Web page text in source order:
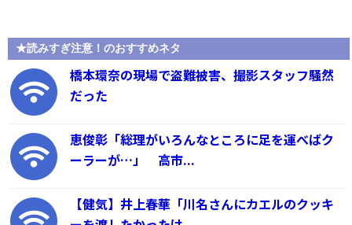
★読みすぎ注意！のおすすめネタ
橋本環奈の現場で盗難被害、撮影スタッフ騒然
だった
恵俊彰「総理がいろんなところに足を運べばク
ーラーが…」 高市...
【健気】井上春華「川名さんにカエルのクッキ